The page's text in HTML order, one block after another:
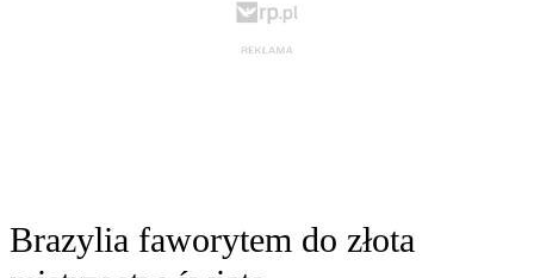
Brazylia faworytem do złota